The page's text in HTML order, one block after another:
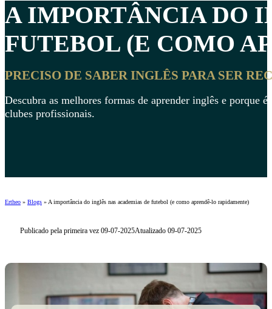
A IMPORTÂNCIA DO
FUTEBOL (E COMO
PRECISO DE SABER INGLÊS PARA SER
Descubra as melhores formas de aprender inglês e porque
clubes profissionais.
Ertheo » Blogs » A importância do inglês nas academias de futebol (e como aprendê-lo rapidamente)
Publicado pela primeira vez 09-07-2025Atualizado 09-07-2025